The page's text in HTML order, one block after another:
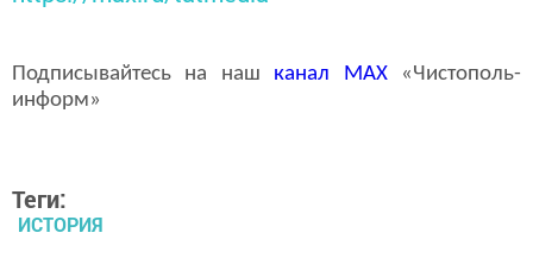
Подписывайтесь на наш канал MAX«Чистополь-
информ»
Теги:
ИСТОРИЯ